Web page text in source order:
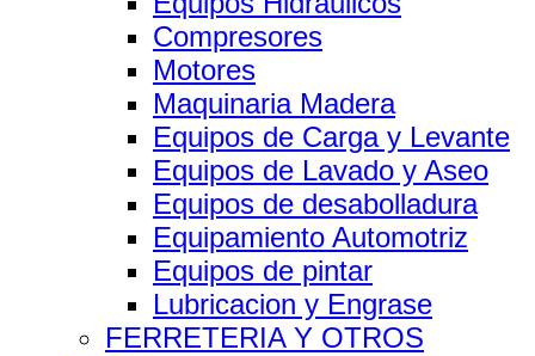
Compresores
Motores
Maquinaria Madera
Equipos de Carga y Levante
Equipos de Lavado y Aseo
Equipos de desabolladura
Equipamiento Automotriz
Equipos de pintar
Lubricacion y Engrase
FERRETERIA Y OTROS